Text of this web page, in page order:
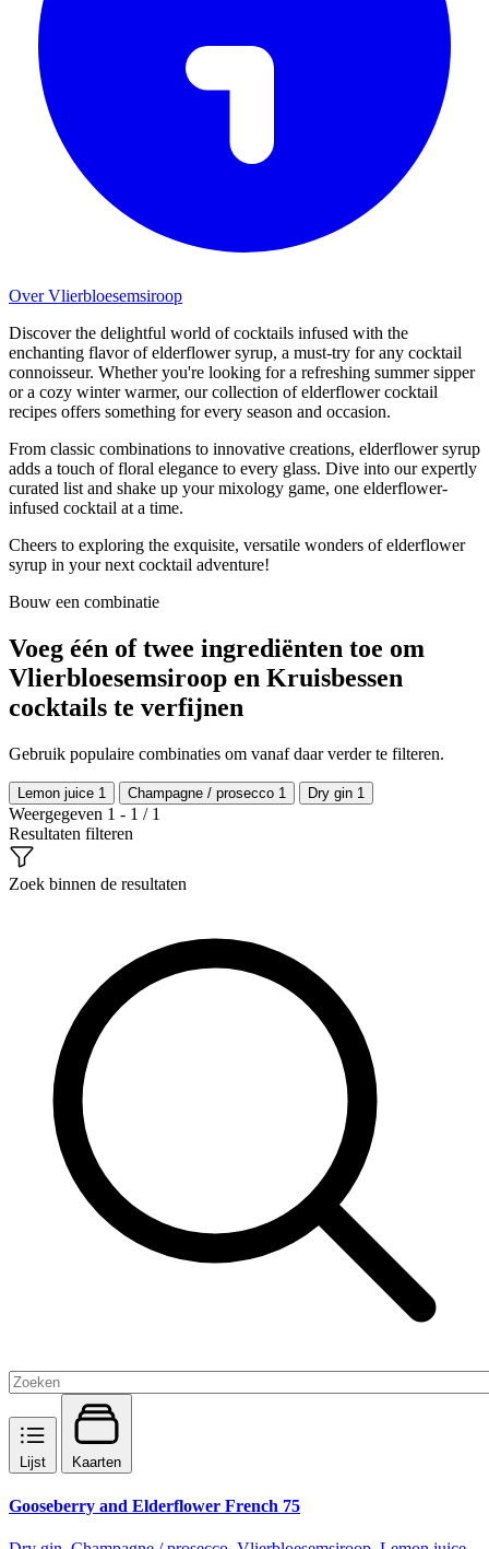
Over Vlierbloesemsiroop
Discover the delightful world of cocktails infused with the
enchanting flavor of elderflower syrup, a must-try for any cocktail
connoisseur. Whether you're looking for a refreshing summer sipper
or a cozy winter warmer, our collection of elderflower cocktail
recipes offers something for every season and occasion.
From classic combinations to innovative creations, elderflower syrup
adds a touch of floral elegance to every glass. Dive into our expertly
curated list and shake up your mixology game, one elderflower-
infused cocktail at a time.
Cheers to exploring the exquisite, versatile wonders of elderflower
syrup in your next cocktail adventure!
Bouw een combinatie
Voeg één of twee ingrediënten toe om
Vlierbloesemsiroop en Kruisbessen
cocktails te verfijnen
Gebruik populaire combinaties om vanaf daar verder te filteren.
Lemon juice 1 Champagne / prosecco 1 Dry gin 1
Weergegeven 1 - 1 / 1
Resultaten filteren
Zoek binnen de resultaten
Lijst Kaarten
Gooseberry and Elderflower French 75